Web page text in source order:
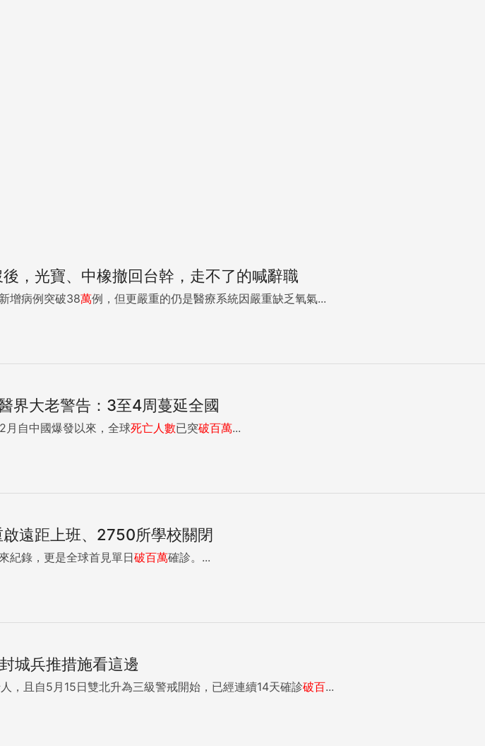
，光寶、中橡撤回台幹，走不了的喊辭職
增病例突破38萬例，但更嚴重的仍是醫療系統因嚴重缺乏氧氣...
界大老警告：3至4周蔓延全國
月自中國爆發以來，全球死亡人數已突破百萬...
啟遠距上班、2750所學校關閉
紀錄，更是全球首見單日破百萬確診。...
城兵推措施看這邊
，且自5月15日雙北升為三級警戒開始，已經連續14天確診破百...